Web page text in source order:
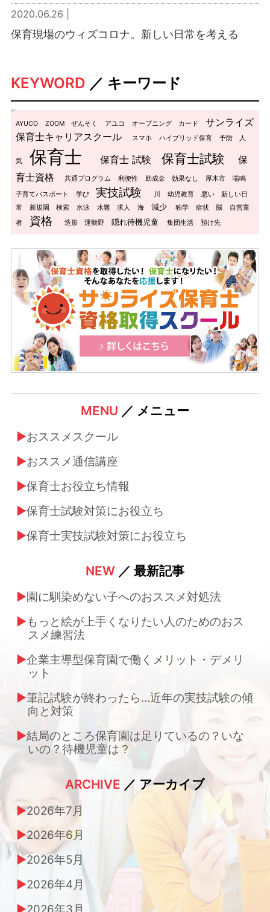
2020.06.26 |
保育現場のウィズコロナ。新しい日常を考える
KEYWORD ／ キーワード
タグ
AYUCO ZOOM ぜんそく アユコ オープニング カード
サンライズ
保育士キャリアスクール
スマホ ハイブリッド保育 予防 人
気 保育士 保育士 試験 保育士試験
保
育士資格
共通プログラム 利便性 助成金 効果なし 厚木市
喘鳴
子育てパスポート
学び 実技試験 川 幼児教育 悪い
新しい日
常
新規園 検索 水泳 水難 求人 海 減少 独学 症状 脳
自営業
者
資格 造形 運動野 隠れ待機児童 集団生活 預け先
MENU ／ メニュー
おススメスクール
おススメ通信講座
保育士お役立ち情報
保育士試験対策にお役立ち
保育士実技試験対策にお役立ち
NEW ／ 最新記事
園に馴染めない子へのおススメ対処法
もっと絵が上手くなりたい人のためのおス
スメ練習法
企業主導型保育園で働くメリット・デメリ
ット
筆記試験が終わったら…近年の実技試験の傾
向と対策
結局のところ保育園は足りているの？いな
いの？待機児童は？
ARCHIVE ／ アーカイブ
2026年7月
2026年6月
2026年5月
2026年4月
2026年3月